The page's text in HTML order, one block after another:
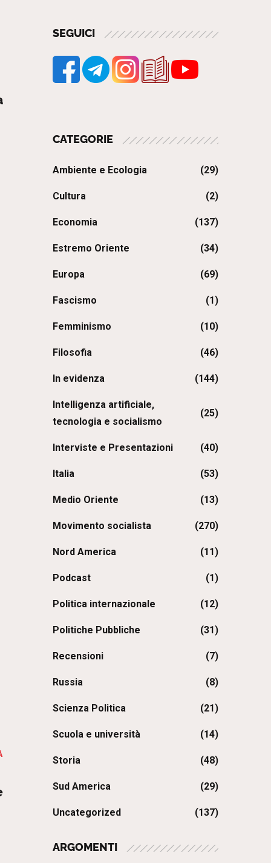
SEGUICI
CATEGORIE
Ambiente e Ecologia (29)
Cultura (2)
Economia (137)
Estremo Oriente (34)
Europa (69)
Fascismo (1)
Femminismo (10)
Filosofia (46)
In evidenza (144)
Intelligenza artificiale,
tecnologia e socialismo
(25)
Interviste e Presentazioni (40)
Italia (53)
Medio Oriente (13)
Movimento socialista (270)
Nord America (11)
Podcast (1)
Politica internazionale (12)
Politiche Pubbliche (31)
Recensioni (7)
Russia (8)
Scienza Politica (21)
Scuola e università (14)
Storia (48)
Sud America (29)
Uncategorized (137)
ARGOMENTI